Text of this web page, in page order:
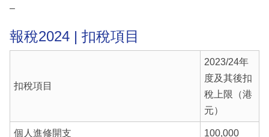
–
報稅2024 | 扣稅項目
扣稅項目
2023/24年
度及其後扣
稅上限（港
元）
個人進修開支 100,000